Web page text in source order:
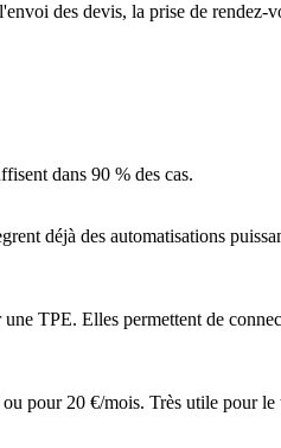
des devis, la prise de
dans 90 % des cas.
déjà des automatisations
TPE. Elles permettent de
pour 20 €/mois. Très utile pour le